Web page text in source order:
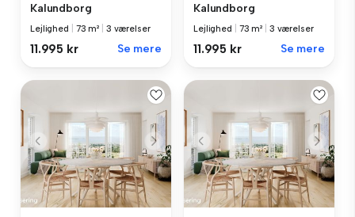
Kalundborg
Lejlighed 73 m² 3 værelser
11.995 kr Se mere
Kalundborg
Lejlighed 73 m² 3 værelser
11.995 kr Se mere